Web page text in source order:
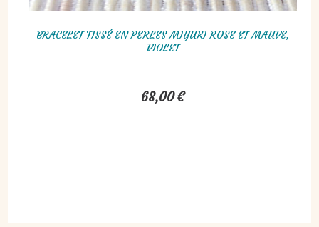
BRACELET TISSÉ EN PERLES MIYUKI ROSE ET MAUVE,
VIOLET
68,00€